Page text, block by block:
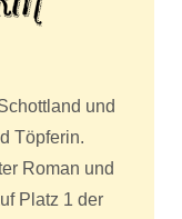
und
Töpferin.
Roman und
Platz 1 der